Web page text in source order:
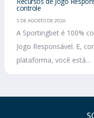
controle
5 DE AGOSTO DE 2026
A Sportingbet é 100%
Jogo Responsável. E,
plataforma, você está...